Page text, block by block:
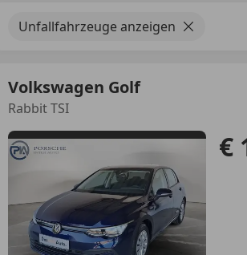
Unfallfahrzeuge anzeigen
Volkswagen Golf
Rabbit TSI
€